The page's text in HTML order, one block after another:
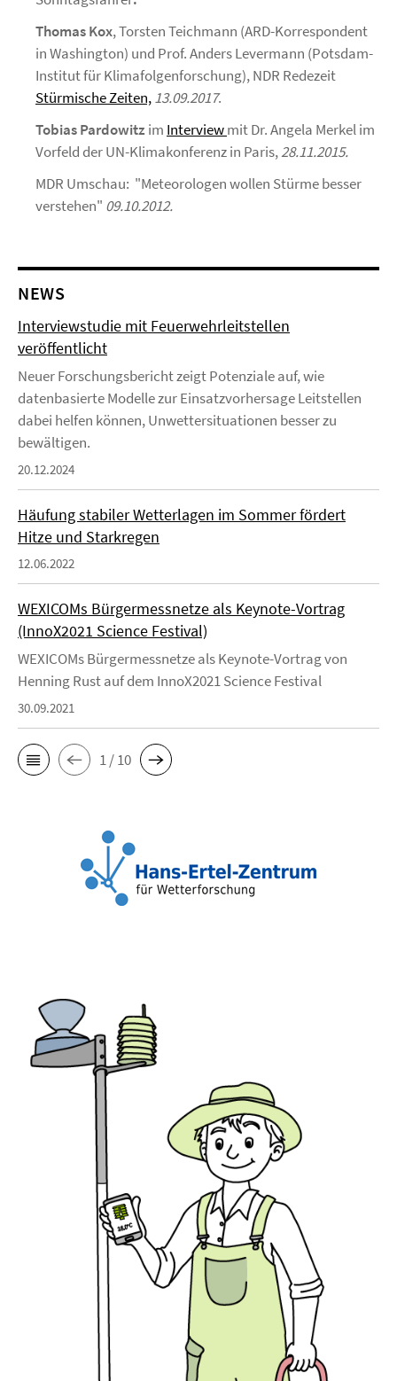
Thomas Kox, Torsten Teichmann (ARD-Korrespondent
in Washington) und Prof. Anders Levermann (Potsdam-
Institut für Klimafolgenforschung), NDR Redezeit
Stürmische Zeiten,13.09.2017.
Tobias Pardowitz im Interviewmit Dr. Angela Merkel im
Vorfeld der UN-Klimakonferenz in Paris,28.11.2015.
MDR Umschau: "Meteorologen wollen Stürme besser
verstehen" 09.10.2012.
NEWS
Interviewstudie mit Feuerwehrleitstellen
veröffentlicht
Neuer Forschungsbericht zeigt Potenziale auf, wie
datenbasierte Modelle zur Einsatzvorhersage Leitstellen
dabei helfen können, Unwettersituationen besser zu
bewältigen.
20.12.2024
Häufung stabiler Wetterlagen im Sommer fördert
Hitze und Starkregen
12.06.2022
WEXICOMs Bürgermessnetze als Keynote-Vortrag
(InnoX2021 Science Festival)
WEXICOMs Bürgermessnetze als Keynote-Vortrag von
Henning Rust auf dem InnoX2021 Science Festival
30.09.2021
1 / 10